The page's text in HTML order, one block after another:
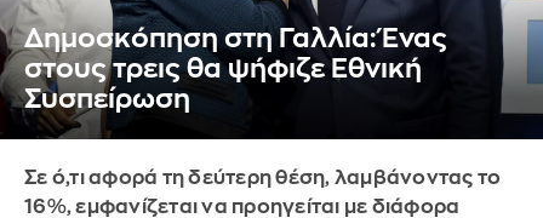
Δημοσκόπηση στη Γαλλία: Ένας
στους τρεις θα ψήφιζε Εθνική
Συσπείρωση
Σε ό,τι αφορά τη δεύτερη θέση, λαμβάνοντας το
16%, εμφανίζεται να προηγείται με διάφορα